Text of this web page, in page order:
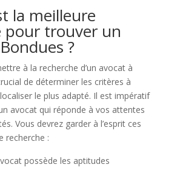
la meilleure
pour trouver un
?
à la recherche d’un avocat à
de déterminer les critères à
le plus adapté. Il est impératif
avocat qui réponde à vos attentes
Vous devrez garder à l’esprit ces
recherche :
possède les aptitudes